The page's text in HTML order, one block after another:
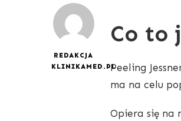
REDAKCJA
KLINIKAMED.PL
Co to
Peeling
ma na celu
Opiera się na